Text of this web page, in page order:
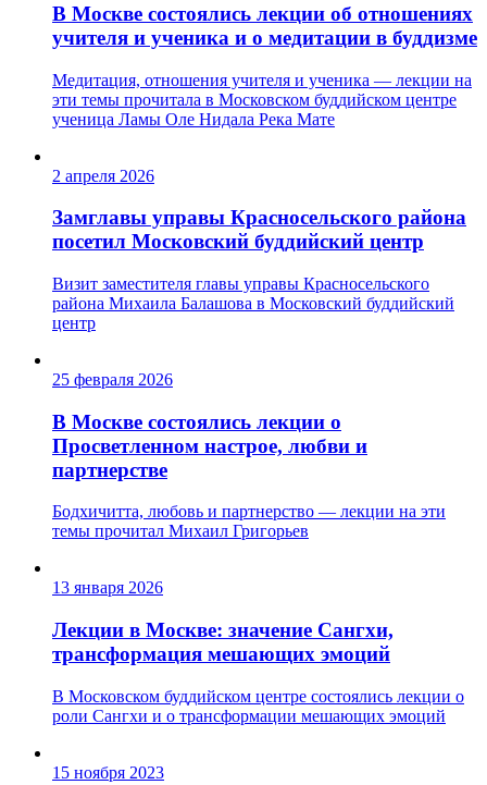
В Москве состоялись лекции об отношениях
учителя и ученика и о медитации в буддизме
Медитация, отношения учителя и ученика — лекции на
эти темы прочитала в Московском буддийском центре
ученица Ламы Оле Нидала Река Мате
2 апреля 2026
Замглавы управы Красносельского района
посетил Московский буддийский центр
Визит заместителя главы управы Красносельского
района Михаила Балашова в Московский буддийский
центр
25 февраля 2026
В Москве состоялись лекции о
Просветленном настрое, любви и
партнерстве
Бодхичитта, любовь и партнерство — лекции на эти
темы прочитал Михаил Григорьев
13 января 2026
Лекции в Москве: значение Сангхи,
трансформация мешающих эмоций
В Московском буддийском центре состоялись лекции о
роли Сангхи и о трансформации мешающих эмоций
15 ноября 2023